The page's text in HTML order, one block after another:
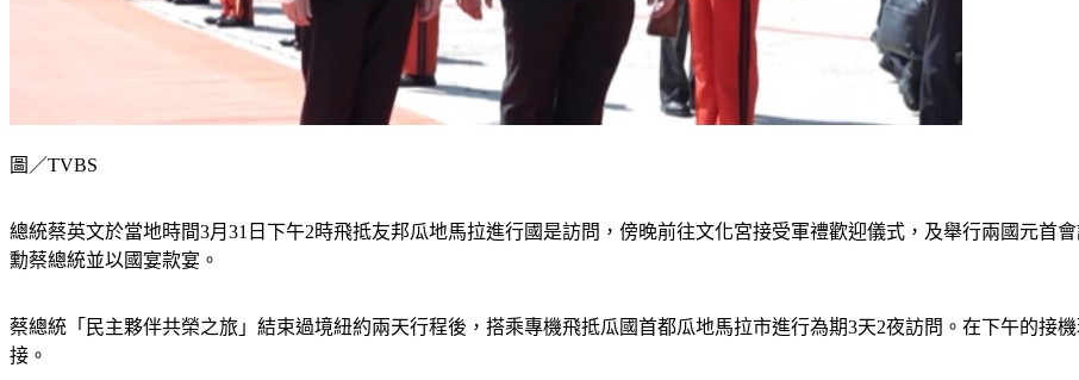
圖／TVBS
總統蔡英文於當地時間3月31日下午2時飛抵友邦瓜地馬拉進行國是訪問，傍晚前往文化宮接受軍禮歡迎儀式，及舉行兩國元首
勳蔡總統並以國宴款宴。
蔡總統「民主夥伴共榮之旅」結束過境紐約兩天行程後，搭乘專機飛抵瓜國首都瓜地馬拉市進行為期3天2夜訪問。在下午的接
接。